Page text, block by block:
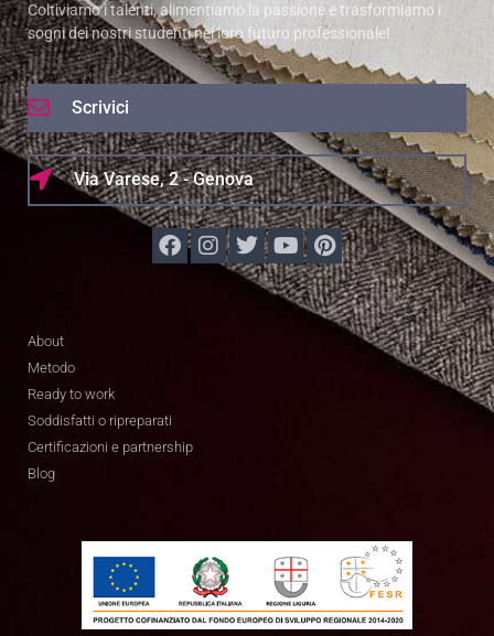
Coltiviamo i talenti, alimentiamo la passione e trasformiamo i
sogni dei nostri studenti nel loro futuro professionale!
Scrivici
Via Varese, 2 - Genova
About
Metodo
Ready to work
Soddisfatti o ripreparati
Certificazioni e partnership
Blog